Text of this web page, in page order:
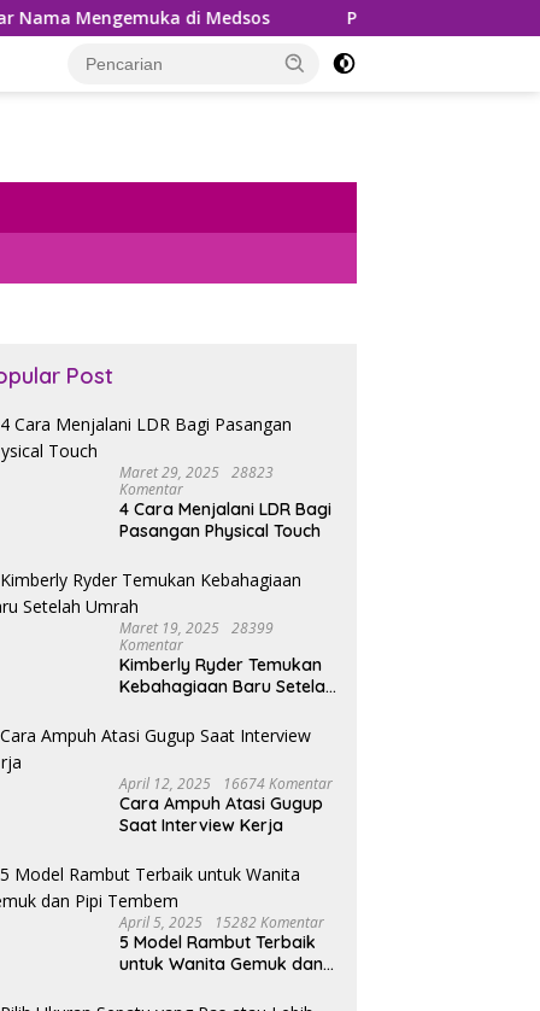
di Medsos Pemungutan PPh 22 Marketplace
Post
Maret 29, 2025
28823
Komentar
4 Cara Menjalani LDR Bagi
Pasangan Physical Touch
Maret 19, 2025
28399
Komentar
Kimberly Ryder Temukan
Kebahagiaan Baru Setelah
April 12, 2025 16674 Komentar
Cara Ampuh Atasi Gugup
Saat Interview Kerja
April 5, 2025 15282 Komentar
5 Model Rambut Terbaik
untuk Wanita Gemuk dan